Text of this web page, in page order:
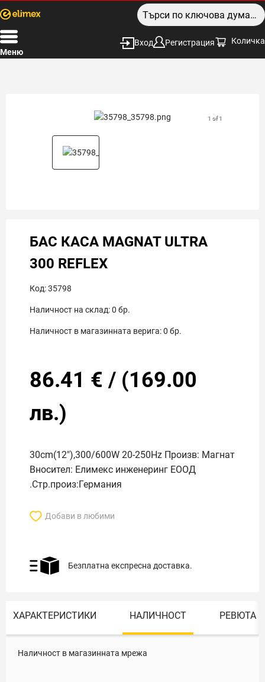
Меню
Вход Регистрация Количка
1 of 1
БАС КАСА MAGNAT ULTRA
300 REFLEX
Код:35798
Наличност на склад:0 бр.
Наличност в магазинната верига:0 бр.
86.41 € / (169.00
лв.)
30cm(12"),300/600W 20-250Hz Произв: Магнат
Вносител: Елимекс инженеринг ЕООД
.Стр.произ:Германия
Добави в любими
Безплатна експресна доставка.
ХАРАКТЕРИСТИКИ НАЛИЧНОСТ РЕВЮТА
Наличност в магазинната мрежа